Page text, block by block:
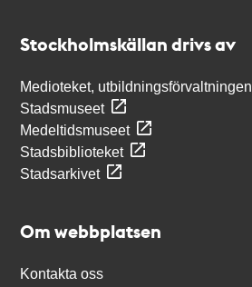
Stockholmskällan drivs av
Medioteket, utbildningsförvaltningen
Stadsmuseet
Medeltidsmuseet
Stadsbiblioteket
Stadsarkivet
Om webbplatsen
Kontakta oss